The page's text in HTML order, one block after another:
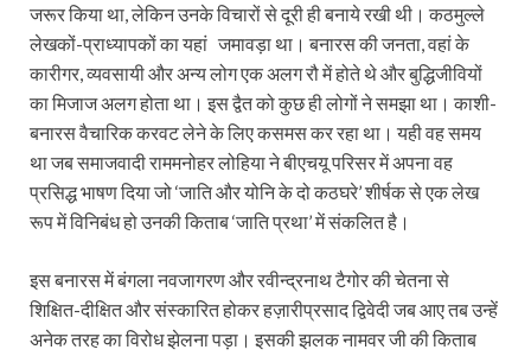
जरूर किया था, लेकिन उनके विचारों से दूरी ही बनाये रखी थी। कठमुल्ले
लेखकों-प्राध्यापकों का यहां जमावड़ा था। बनारस की जनता, वहां के
कारीगर, व्यवसायी और अन्य लोग एक अलग रौ में होते थे और बुद्धिजीवियों
का मिजाज अलग होता था। इस द्वैत को कुछ ही लोगों ने समझा था। काशी-
बनारस वैचारिक करवट लेने के लिए कसमस कर रहा था। यही वह समय
था जब समाजवादी राममनोहर लोहिया ने बीएचयू परिसर में अपना वह
प्रसिद्ध भाषण दिया जो ‘जाति और योनि के दो कठघरे’ शीर्षक से एक लेख
रूप में विनिबंध हो उनकी किताब ‘जाति प्रथा’ में संकलित है।
इस बनारस में बंगला नवजागरण और रवीन्द्रनाथ टैगोर की चेतना से
शिक्षित-दीक्षित और संस्कारित होकर हज़ारीप्रसाद द्विवेदी जब आए तब उन्हें
अनेक तरह का विरोध झेलना पड़ा। इसकी झलक नामवर जी की किताब